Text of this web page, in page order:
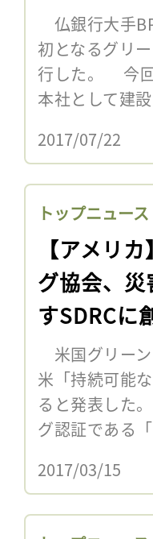
仏銀行大手
初となるグリ
行した。 今回
本社として建
2017/07/22
トップニュース
【アメリ
グ協会、
すSDRCに
米国グリー
米「持続可能
ると発表した
グ認証である
2017/03/15